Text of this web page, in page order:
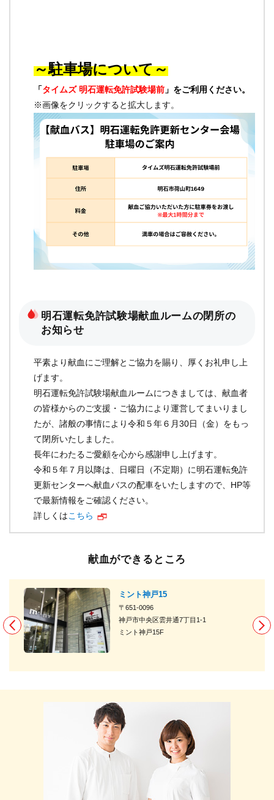
～駐車場について～
「タイムズ 明石運転免許試験場前 」をご利用ください。
※画像をクリックすると拡大します。
明石運転免許試験場献血ルームの閉所の
お知らせ
平素より献血にご理解とご協力を賜り、厚くお礼申し上
げます。
明石運転免許試験場献血ルームにつきましては、献血者
の皆様からのご支援・ご協力により運営してまいりまし
たが、諸般の事情により令和５年６月30日（金）をもっ
て閉所いたしました。
長年にわたるご愛顧を心から感謝申し上げます。
令和５年７月以降は、日曜日（不定期）に明石運転免許
更新センターへ献血バスの配車をいたしますので、HP等
で最新情報をご確認ください。
詳しくはこちら
献血ができるところ
ミント神戸15
〒651-0096
神戸市中央区雲井通7丁目1-1
ミント神戸15F